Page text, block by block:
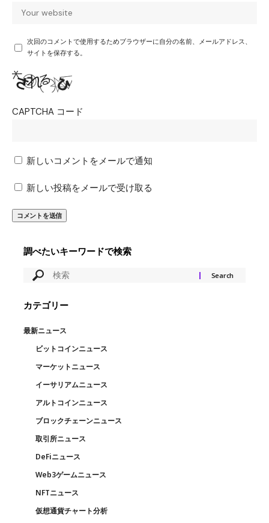
次回のコメントで使用するためブラウザーに自分の名前、メールアドレス、
サイトを保存する。
CAPTCHA コード
新しいコメントをメールで通知
新しい投稿をメールで受け取る
調べたいキーワードで検索
カテゴリー
最新ニュース
ビットコインニュース
マーケットニュース
イーサリアムニュース
アルトコインニュース
ブロックチェーンニュース
取引所ニュース
DeFiニュース
Web3ゲームニュース
NFTニュース
仮想通貨チャート分析